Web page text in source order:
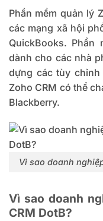
Phần mềm quản lý
các mạng xã hội
QuickBooks. Phần
dành cho các nhà
dựng các tùy
Zoho CRM có thể
Blackberry.
Vì sao doanh
Vì sao doanh
CRM DotB?